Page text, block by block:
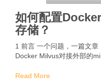
如何配置
存储？
1 前言 一个问题，一篇文
Docker Milvus对接外部的mi
Read More